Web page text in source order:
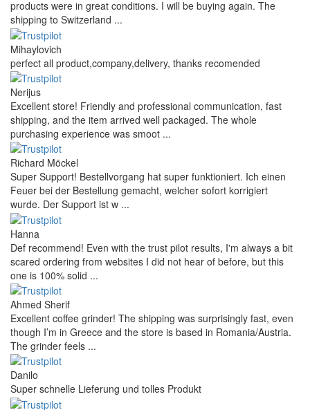
products were in great conditions. I will be buying again. The
shipping to Switzerland ...
Mihaylovich
perfect all product,company,delivery, thanks recomended
Nerijus
Excellent store! Friendly and professional communication, fast
shipping, and the item arrived well packaged. The whole
purchasing experience was smoot ...
Richard Möckel
Super Support! Bestellvorgang hat super funktioniert. Ich einen
Feuer bei der Bestellung gemacht, welcher sofort korrigiert
wurde. Der Support ist w ...
Hanna
Def recommend! Even with the trust pilot results, I'm always a bit
scared ordering from websites I did not hear of before, but this
one is 100% solid ...
Ahmed Sherif
Excellent coffee grinder! The shipping was surprisingly fast, even
though I’m in Greece and the store is based in Romania/Austria.
The grinder feels ...
Danilo
Super schnelle Lieferung und tolles Produkt